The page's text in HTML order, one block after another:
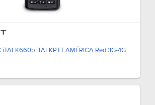
iTALK660b iTALKPTT AMÉRICA Red 3G-4G